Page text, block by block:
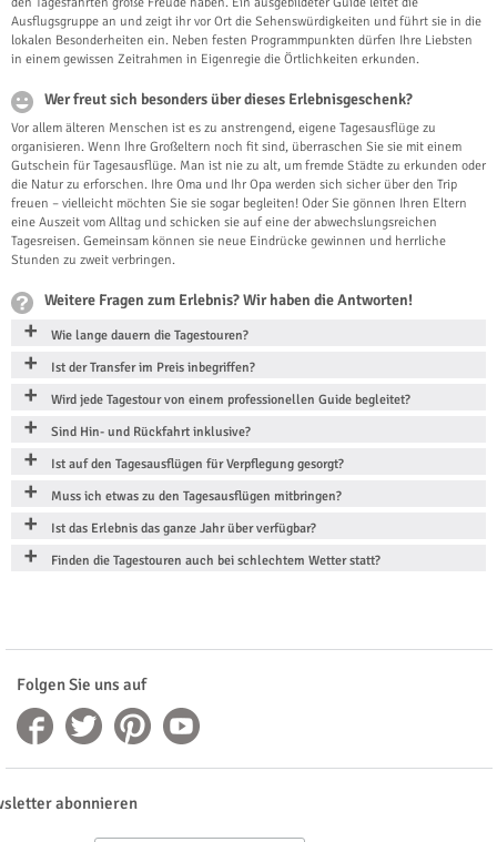
Ausflugsgruppe an und zeigt ihr vor Ort die Sehenswürdigkeiten und führt sie in die
lokalen Besonderheiten ein. Neben festen Programmpunkten dürfen Ihre Liebsten
in einem gewissen Zeitrahmen in Eigenregie die Örtlichkeiten erkunden.
Wer freut sich besonders über dieses Erlebnisgeschenk?
Vor allem älteren Menschen ist es zu anstrengend, eigene Tagesausflüge zu
organisieren. Wenn Ihre Großeltern noch fit sind, überraschen Sie sie mit einem
Gutschein für Tagesausflüge. Man ist nie zu alt, um fremde Städte zu erkunden oder
die Natur zu erforschen. Ihre Oma und Ihr Opa werden sich sicher über den Trip
freuen – vielleicht möchten Sie sie sogar begleiten! Oder Sie gönnen Ihren Eltern
eine Auszeit vom Alltag und schicken sie auf eine der abwechslungsreichen
Tagesreisen. Gemeinsam können sie neue Eindrücke gewinnen und herrliche
Stunden zu zweit verbringen.
Weitere Fragen zum Erlebnis? Wir haben die Antworten!
Wie lange dauern die Tagestouren?
Ist der Transfer im Preis inbegriffen?
Wird jede Tagestour von einem professionellen Guide begleitet?
Sind Hin- und Rückfahrt inklusive?
Ist auf den Tagesausflügen für Verpflegung gesorgt?
Muss ich etwas zu den Tagesausflügen mitbringen?
Ist das Erlebnis das ganze Jahr über verfügbar?
Finden die Tagestouren auch bei schlechtem Wetter statt?
Folgen Sie uns auf
abonnieren